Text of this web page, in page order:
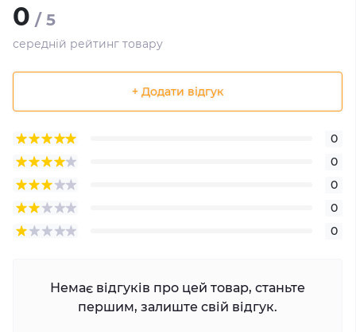
0 / 5
середній рейтинг товару
+ Додати відгук
0
0
0
0
0
Немає відгуків про цей товар, станьте
першим, залиште свій відгук.